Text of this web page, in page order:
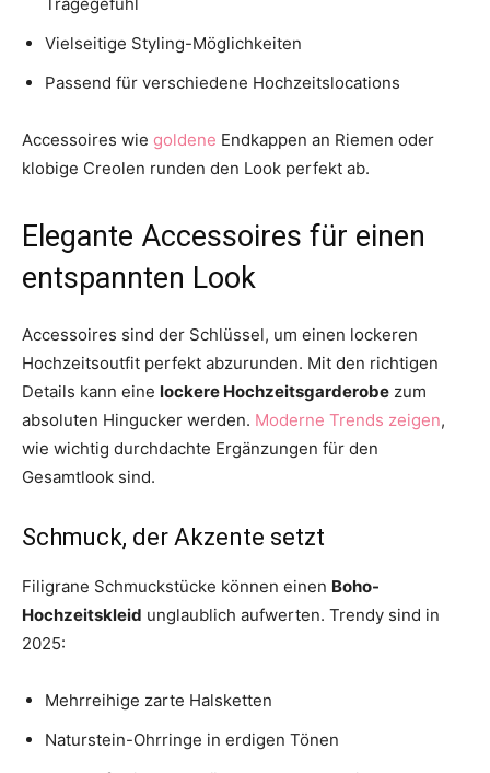
Vielseitige Styling-Möglichkeiten
Passend für verschiedene Hochzeitslocations
Accessoires wie goldene Endkappen an Riemen oder
klobige Creolen runden den Look perfekt ab.
Elegante Accessoires für einen
entspannten Look
Accessoires sind der Schlüssel, um einen lockeren
Hochzeitsoutfit perfekt abzurunden. Mit den richtigen
Details kann eine lockere Hochzeitsgarderobe zum
absoluten Hingucker werden. Moderne Trends zeigen,
wie wichtig durchdachte Ergänzungen für den
Gesamtlook sind.
Schmuck, der Akzente setzt
Filigrane Schmuckstücke können einen Boho-
Hochzeitskleid unglaublich aufwerten. Trendy sind in
2025:
Mehrreihige zarte Halsketten
Naturstein-Ohrringe in erdigen Tönen